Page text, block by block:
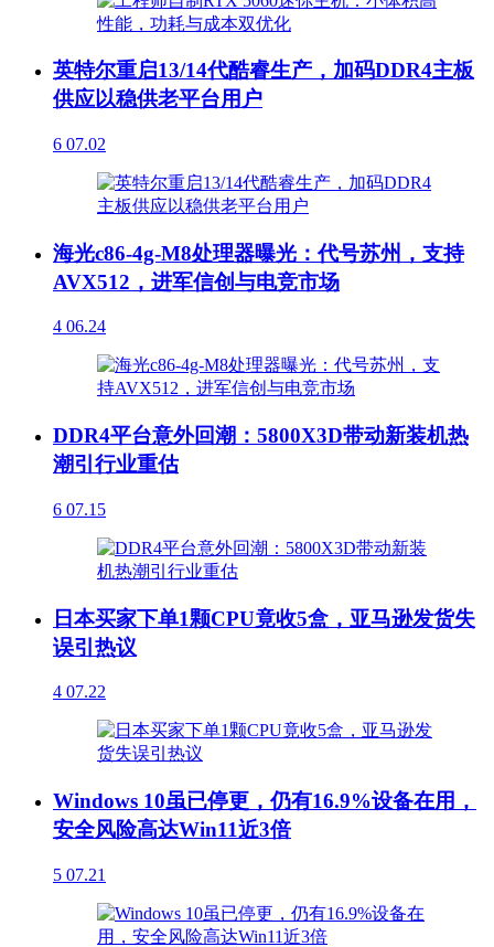
英特尔重启13/14代酷睿生产，加码DDR4主板
供应以稳供老平台用户
6 07.02
海光c86-4g-M8处理器曝光：代号苏州，支持
AVX512，进军信创与电竞市场
4 06.24
DDR4平台意外回潮：5800X3D带动新装机热
潮引行业重估
6 07.15
日本买家下单1颗CPU竟收5盒，亚马逊发货失
误引热议
4 07.22
Windows 10虽已停更，仍有16.9%设备在用，
安全风险高达Win11近3倍
5 07.21